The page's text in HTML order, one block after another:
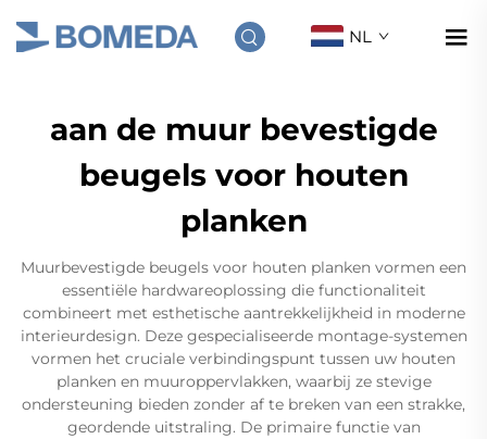
NL
aan de muur bevestigde
beugels voor houten
planken
Muurbevestigde beugels voor houten planken vormen een
essentiële hardwareoplossing die functionaliteit
combineert met esthetische aantrekkelijkheid in moderne
interieurdesign. Deze gespecialiseerde montage-systemen
vormen het cruciale verbindingspunt tussen uw houten
planken en muuroppervlakken, waarbij ze stevige
ondersteuning bieden zonder af te breken van een strakke,
geordende uitstraling. De primaire functie van